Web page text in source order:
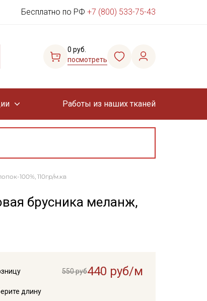
Бесплатно по РФ +7 (800) 533-75-43
0 руб.
посмотреть
Работы из наших тканей
100%, 110гр/м.кв
брусника меланж,
550 руб440 руб/м
длину